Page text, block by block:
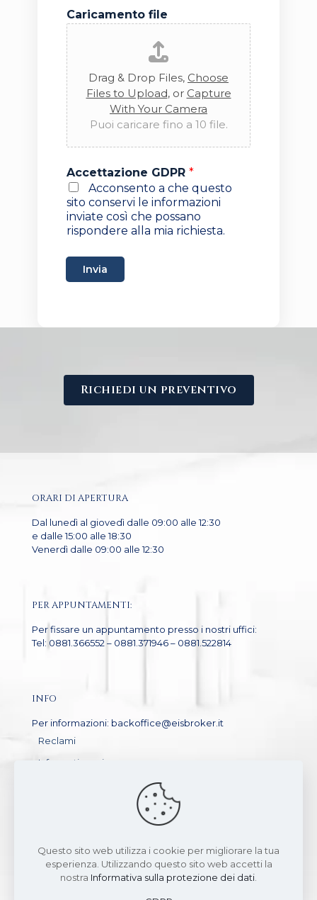
*
R
e
t
r
o
a
t
t
i
v
t
à
*
Caricamento file
Drag & Drop Files, Choose
Files to Upload, or Capture
With Your Camera
Puoi caricare fino a 10 file.
Accettazione GDPR *
Acconsento a che questo
sito conservi le informazioni
inviate così che possano
rispondere alla mia richiesta.
Invia
Richiedi un preventivo
ORARI DI APERTURA
Dal lunedì al giovedì dalle 09:00 alle 12:30
e dalle 15:00 alle 18:30
Venerdì dalle 09:00 alle 12:30
PER APPUNTAMENTI:
Per fissare un appuntamento presso i nostri uffici:
Tel: 0881.366552 – 0881.371946 – 0881.522814
INFO
Per informazioni: backoffice@eisbroker.it
Reclami
Informativa privacy
Arbitro Assicurativo – Sistema di risoluzione delle
European Insurance Solutions Broker srls
Questo sito web utilizza i cookie per migliorare la tua
esperienza. Utilizzando questo sito web accetti la
nostra Informativa sulla protezione dei dati